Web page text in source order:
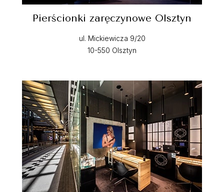
Pierścionki zaręczynowe Olsztyn
ul. Mickiewicza 9/20
10-550 Olsztyn